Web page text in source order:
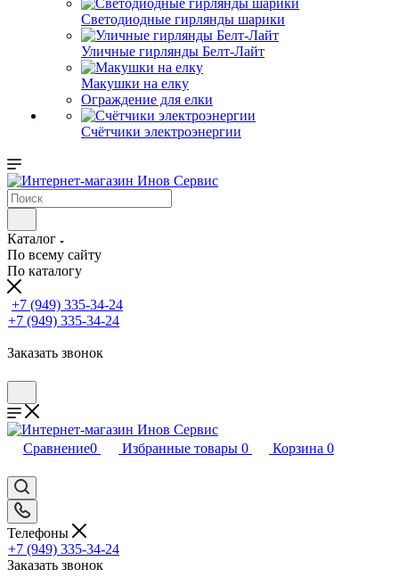
Светодиодные гирлянды шарики
Уличные гирлянды Белт-Лайт
Макушки на елку
Ограждение для елки
Счётчики электроэнергии
Каталог
По всему сайту
По каталогу
+7 (949) 335-34-24
+7 (949) 335-34-24
Заказать звонок
Сравнение0 Избранные товары 0 Корзина 0
Телефоны
+7 (949) 335-34-24
Заказать звонок